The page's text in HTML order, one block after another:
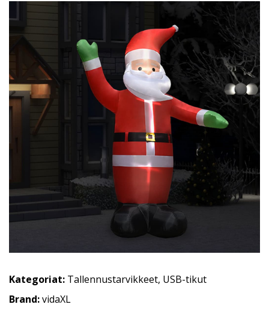
Kategoriat: Tallennustarvikkeet, USB-tikut
Brand:vidaXL